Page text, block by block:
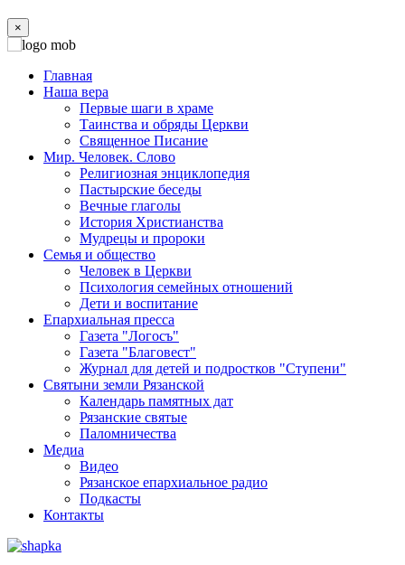
×
Главная
Наша вера
Первые шаги в храме
Таинства и обряды Церкви
Священное Писание
Мир. Человек. Слово
Религиозная энциклопедия
Пастырские беседы
Вечные глаголы
История Христианства
Мудрецы и пророки
Семья и общество
Человек в Церкви
Психология семейных отношений
Дети и воспитание
Епархиальная пресса
Газета "Логосъ"
Газета "Благовест"
Журнал для детей и подростков "Ступени"
Святыни земли Рязанской
Календарь памятных дат
Рязанские святые
Паломничества
Медиа
Видео
Рязанское епархиальное радио
Подкасты
Контакты